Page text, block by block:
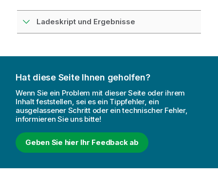
Ladeskript und Ergebnisse
Hat diese Seite Ihnen geholfen?
Wenn Sie ein Problem mit dieser Seite oder ihrem
Inhalt feststellen, sei es ein Tippfehler, ein
ausgelassener Schritt oder ein technischer Fehler,
informieren Sie uns bitte!
Geben Sie hier Ihr Feedback ab